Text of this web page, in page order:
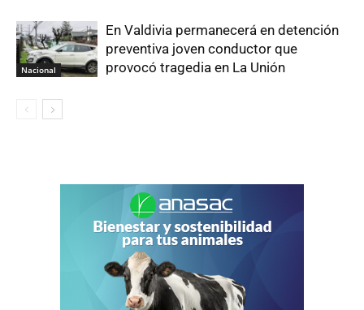
Nacional
En Valdivia permanecerá en detención
preventiva joven conductor que
provocó tragedia en La Unión